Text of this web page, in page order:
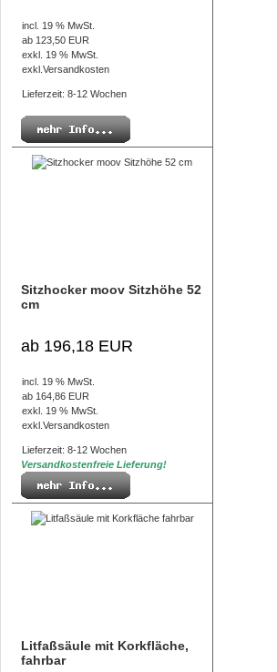
incl. 19 % MwSt.
ab 123,50 EUR
exkl. 19 % MwSt.
exkl. Versandkosten
Lieferzeit: 8-12 Wochen
Sitzhocker moov Sitzhöhe 52
cm
ab 196,18 EUR
incl. 19 % MwSt.
ab 164,86 EUR
exkl. 19 % MwSt.
exkl. Versandkosten
Lieferzeit: 8-12 Wochen
Versandkostenfreie Lieferung!
Litfaßsäule mit Korkfläche,
fahrbar